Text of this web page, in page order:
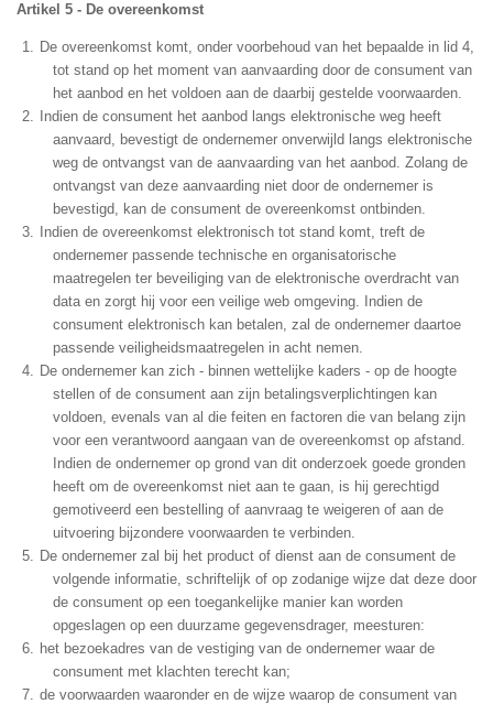
Artikel 5 - De overeenkomst
De overeenkomst komt, onder voorbehoud van het bepaalde in lid 4,
tot stand op het moment van aanvaarding door de consument van
het aanbod en het voldoen aan de daarbij gestelde voorwaarden.
Indien de consument het aanbod langs elektronische weg heeft
aanvaard, bevestigt de ondernemer onverwijld langs elektronische
weg de ontvangst van de aanvaarding van het aanbod. Zolang de
ontvangst van deze aanvaarding niet door de ondernemer is
bevestigd, kan de consument de overeenkomst ontbinden.
Indien de overeenkomst elektronisch tot stand komt, treft de
ondernemer passende technische en organisatorische
maatregelen ter beveiliging van de elektronische overdracht van
data en zorgt hij voor een veilige web omgeving. Indien de
consument elektronisch kan betalen, zal de ondernemer daartoe
passende veiligheidsmaatregelen in acht nemen.
De ondernemer kan zich - binnen wettelijke kaders - op de hoogte
stellen of de consument aan zijn betalingsverplichtingen kan
voldoen, evenals van al die feiten en factoren die van belang zijn
voor een verantwoord aangaan van de overeenkomst op afstand.
Indien de ondernemer op grond van dit onderzoek goede gronden
heeft om de overeenkomst niet aan te gaan, is hij gerechtigd
gemotiveerd een bestelling of aanvraag te weigeren of aan de
uitvoering bijzondere voorwaarden te verbinden.
De ondernemer zal bij het product of dienst aan de consument de
volgende informatie, schriftelijk of op zodanige wijze dat deze door
de consument op een toegankelijke manier kan worden
opgeslagen op een duurzame gegevensdrager, meesturen:
het bezoekadres van de vestiging van de ondernemer waar de
consument met klachten terecht kan;
de voorwaarden waaronder en de wijze waarop de consument van